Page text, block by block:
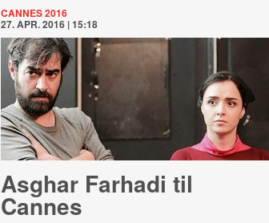
CANNES 2016
27. APR. 2016 | 15:18
Asghar Farhadi til
Cannes